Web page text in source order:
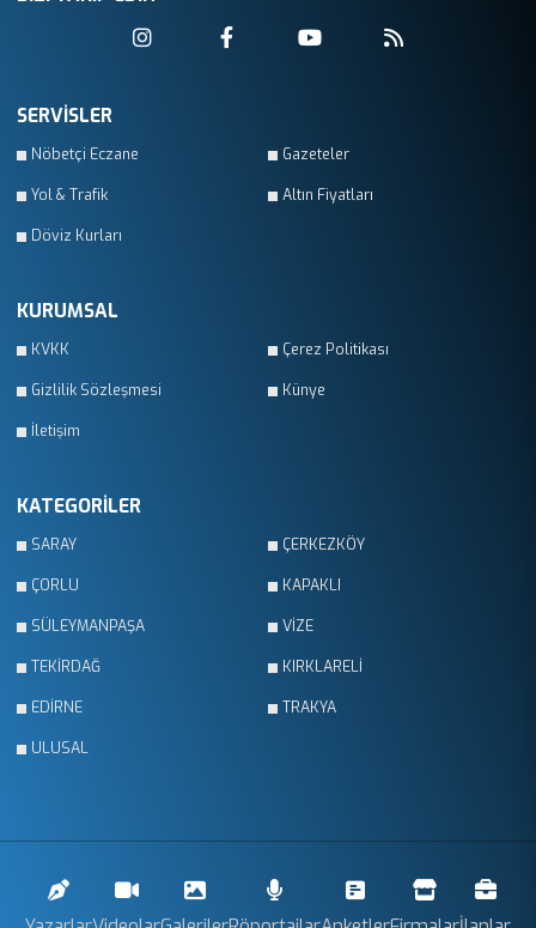
SERVİSLER
Nöbetçi Eczane Gazeteler
Yol & Trafik Altın Fiyatları
Döviz Kurları
KURUMSAL
KVKK Çerez Politikası
Gizlilik Sözleşmesi Künye
İletişim
KATEGORİLER
SARAY ÇERKEZKÖY
ÇORLU KAPAKLI
SÜLEYMANPAŞA VİZE
TEKİRDAĞ KIRKLARELİ
EDİRNE TRAKYA
ULUSAL